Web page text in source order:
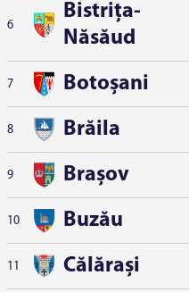
6
Bistrița-
Năsăud
7 Botoșani
8 Brăila
9 Brașov
10 Buzău
11 Călărași